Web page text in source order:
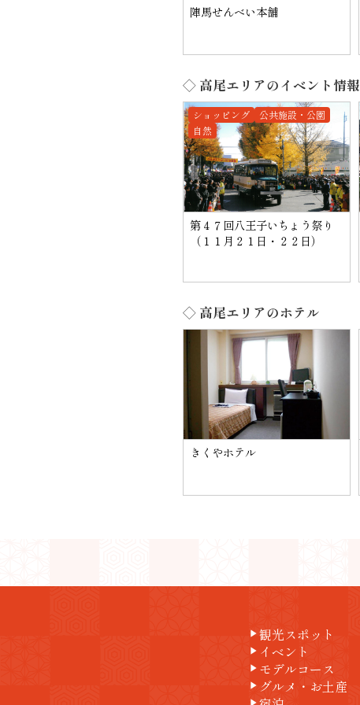
陣馬せんべい本舗
◇ 高尾エリアのイベント情報
ショッピング
公共施設・公園
自然
第４７回八王子いちょう祭り
（１１月２１日・２２日）
◇ 高尾エリアのホテル
きくやホテル
play_arrow観光スポット
play_arrow イベント
play_arrow モデルコース
play_arrow グルメ・お土産